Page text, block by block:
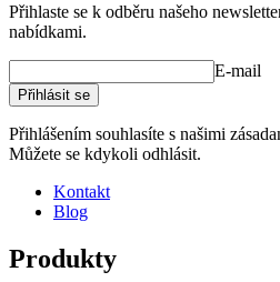
Přihlaste se k odběru našeho
nabídkami.
E-mail
Přihlásit se
Přihlášením souhlasíte s našimi
Můžete se kdykoli odhlásit.
Kontakt
Blog
Produkty